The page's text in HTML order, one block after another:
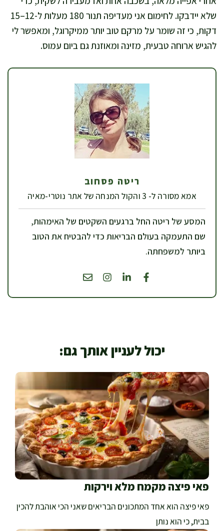
שלא יידבקו. לחימום אני מעדיפה תנור 180 מעלות ל-12–15
דקות, כי זה שומר על מרקם טוב יותר ממיקרוגל, ומאפשר לי
להגיש ארוחה טבעית, מזינה ומאוזנת גם ביום עמוס.
ריטה פסחוב
אמא מסורה ל- 3 והקול המנחה של אתר נוטרי-מאיה
המסע של ריטה החל ברגעים השקטים של האימהות,
שם התעמקה בעולם הבריאות כדי להבטיח את הטוב
ביותר למשפחתה.
יכול לעניין אותך גם:
פאי פיצה מקמח מלא וירקות
פאי פיצה הוא אחד המתכונים הבריאים שאני הכי אוהבת להכין
בבית, כי הוא נותן